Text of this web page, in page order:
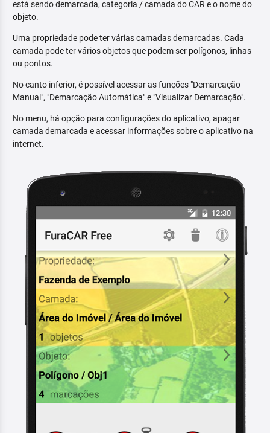
está sendo demarcada, categoria / camada do CAR e o nome do
objeto.
Uma propriedade pode ter várias camadas demarcadas. Cada
camada pode ter vários objetos que podem ser polígonos, linhas
ou pontos.
No canto inferior, é possível acessar as funções "Demarcação
Manual", "Demarcação Automática" e "Visualizar Demarcação".
No menu, há opção para configurações do aplicativo, apagar
camada demarcada e acessar informações sobre o aplicativo na
internet.